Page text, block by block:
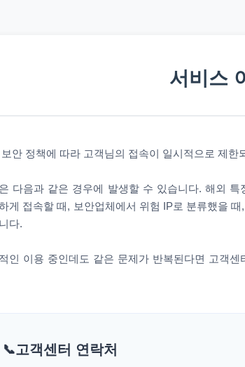
서비스
안 정책에 따라 고객님의 접속이 일시적으로 제한
다음과 같은 경우에 발생할 수 있습니다. 해외
게 접속할 때, 보안업체에서 위험 IP로 분류했을
다.
인 이용 중인데도 같은 문제가 반복된다면 고객
고객센터 연락처